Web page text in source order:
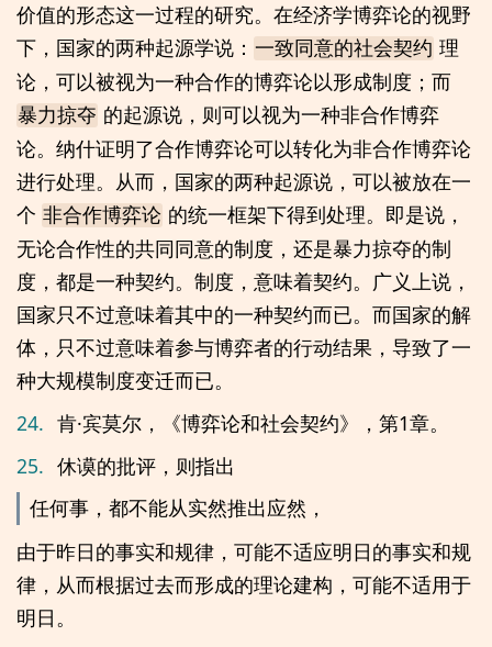
价值的形态这一过程的研究。在经济学博弈论的视野
下，国家的两种起源学说： 一致同意的社会契约 理
论，可以被视为一种合作的博弈论以形成制度；而
暴力掠夺 的起源说，则可以视为一种非合作博弈
论。纳什证明了合作博弈论可以转化为非合作博弈论
进行处理。从而，国家的两种起源说，可以被放在一
个 非合作博弈论 的统一框架下得到处理。即是说，
无论合作性的共同同意的制度，还是暴力掠夺的制
度，都是一种契约。制度，意味着契约。广义上说，
国家只不过意味着其中的一种契约而已。而国家的解
体，只不过意味着参与博弈者的行动结果，导致了一
种大规模制度变迁而已。
24. 肯·宾莫尔，《博弈论和社会契约》，第1章。
25. 休谟的批评，则指出
任何事，都不能从实然推出应然，
由于昨日的事实和规律，可能不适应明日的事实和规
律，从而根据过去而形成的理论建构，可能不适用于
明日。